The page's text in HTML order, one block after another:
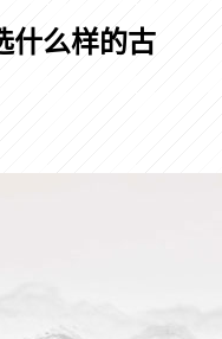
什么样的古